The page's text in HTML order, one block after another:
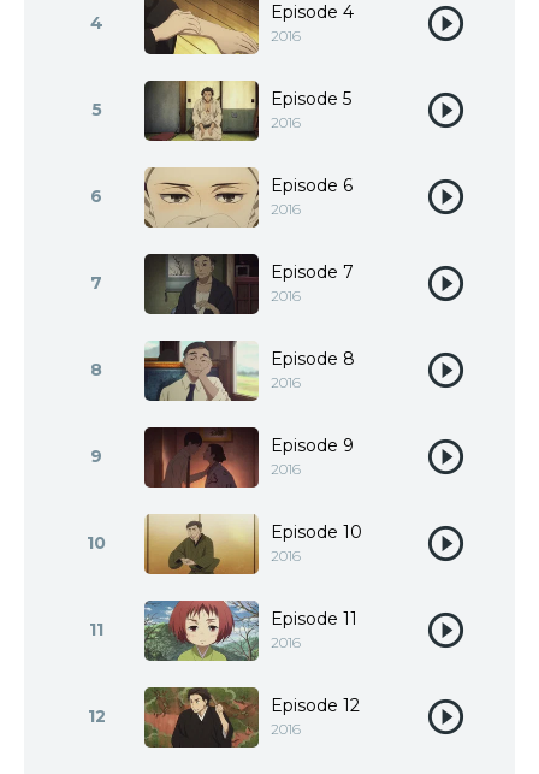
4 Episode 4
2016
5 Episode 5
2016
6 Episode 6
2016
7 Episode 7
2016
8 Episode 8
2016
9 Episode 9
2016
10 Episode 10
2016
11 Episode 11
2016
12 Episode 12
2016